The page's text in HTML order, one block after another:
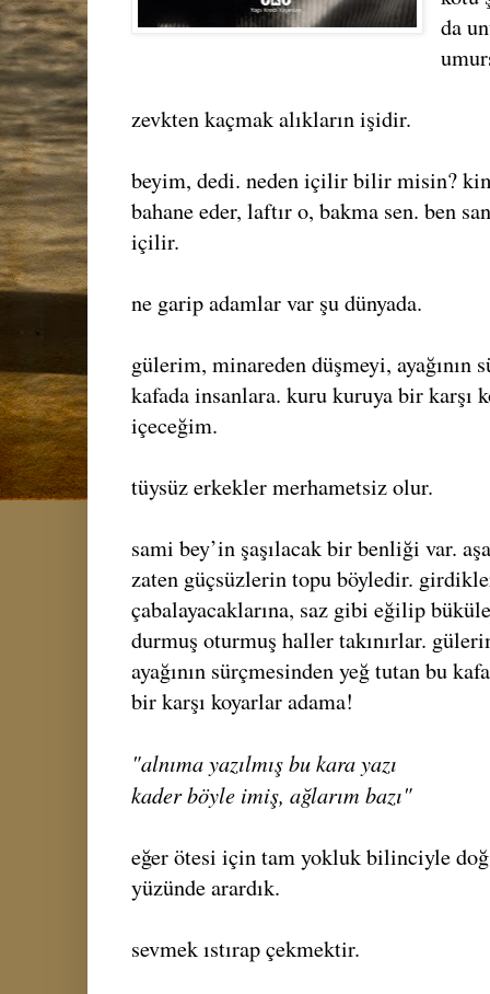
da
zevkten kaçmak alıkların işidir.
beyim, dedi. neden içilir bilir misin?
bahane eder, laftır o, bakma sen. ben
içilir.
ne garip adamlar var şu dünyada.
gülerim, minareden düşmeyi, ayağının
kafada insanlara. kuru kuruya bir karşı
içeceğim.
tüysüz erkekler merhametsiz olur.
sami bey’in şaşılacak bir benliği var.
zaten güçsüzlerin topu böyledir.
çabalayacaklarına, saz gibi eğilip
durmuş oturmuş haller takınırlar.
ayağının sürçmesinden yeğ tutan bu
bir karşı koyarlar adama!
"alnıma yazılmış bu kara yazı
kader böyle imiş, ağlarım bazı"
eğer ötesi için tam yokluk bilinciyle
yüzünde arardık.
sevmek ıstırap çekmektir.